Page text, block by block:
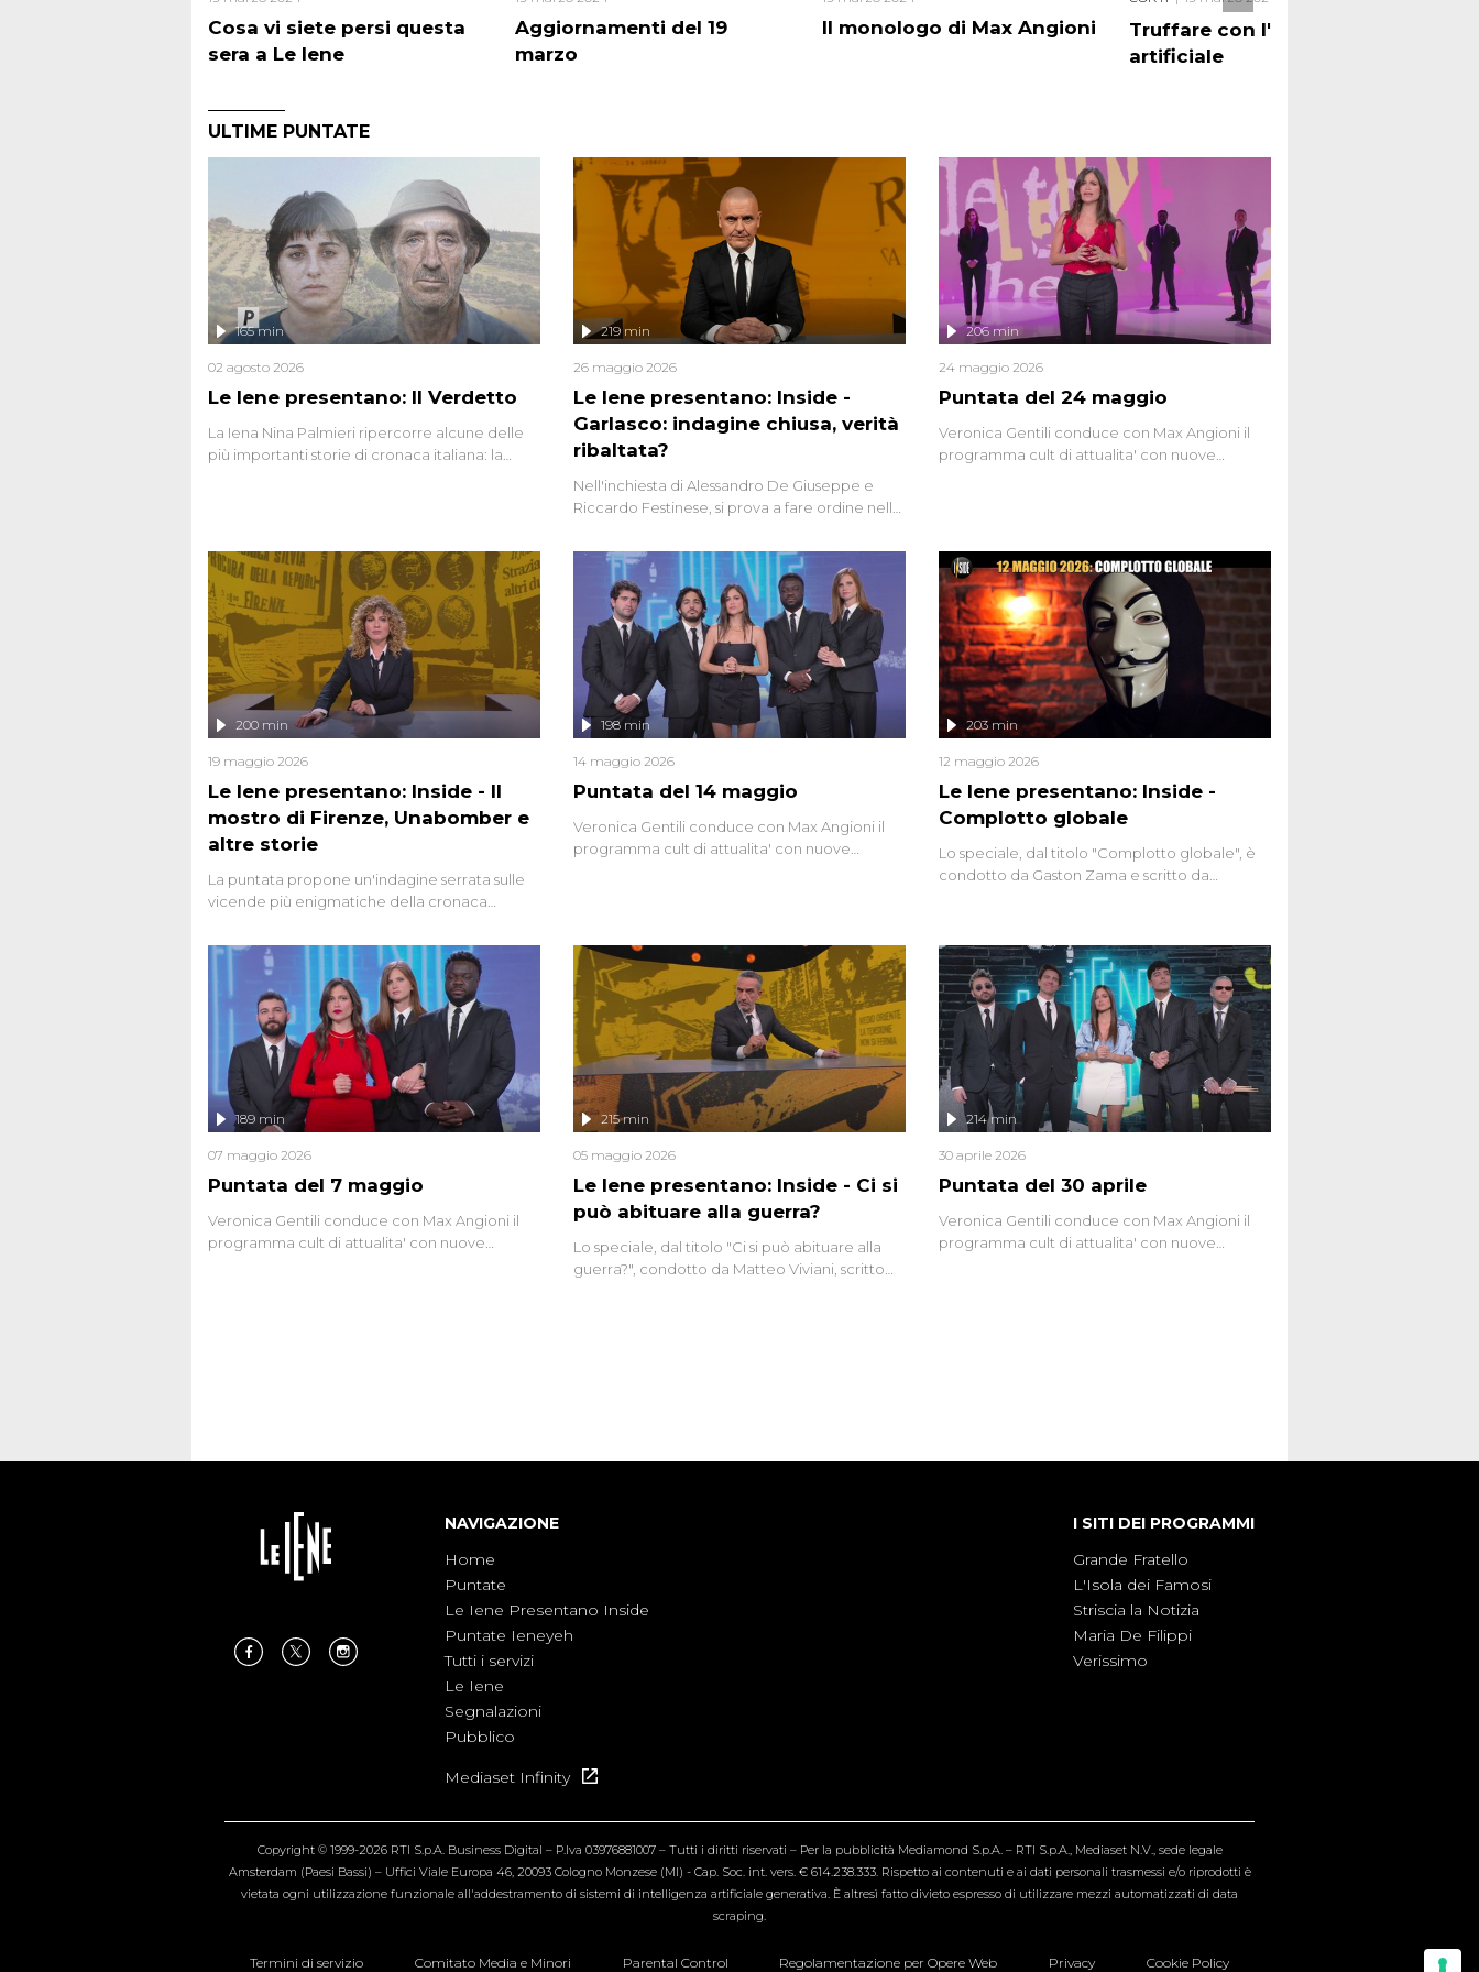
Cosa vi siete persi questa
sera a Le Iene
Aggiornamenti del 19
marzo
Il monologo di Max Angioni
Truffare con l'intelligenza
artificiale
ULTIME PUNTATE
Le Iene presentano: Il Verdetto
165 min
02 agosto 2026
La Iena Nina Palmieri ripercorre alcune delle
più importanti storie di cronaca italiana: la
Le Iene presentano: Inside -
Garlasco: indagine chiusa, verità
ribaltata?
219 min
26 maggio 2026
Nell'inchiesta di Alessandro De Giuseppe e
Riccardo Festinese, si prova a fare ordine nella
continuano a emergere attorno a una delle
vicende giudiziarie più discusse degli ultimi
anni. Lo speciale ricostruisce la vicenda
mettendo in fila testimonianze, errori, dettagli
controversi e i protagonisti di un'indagine che
sembra non avere fine.
Puntata del 24 maggio
206 min
24 maggio 2026
Veronica Gentili conduce con Max Angioni il
programma cult di attualita' con nuove
Le Iene presentano: Inside - Il
mostro di Firenze, Unabomber e
altre storie
200 min
19 maggio 2026
La puntata propone un'indagine serrata sulle
vicende più enigmatiche della cronaca
seriale responsabile di decine di attentati tra
gli anni '90 e il 2000 che, inquietantemente,
potrebbe essere ancora in libertà. Lo speciale
affronta inoltre le zone d'ombra sul Mostro di
Firenze, le cui responsabilità appaiono ancora
oggi avvolte in un groviglio di dubbi mai
chiariti. Nel corso dello speciale anche
l'intervista inedita a Olindo Romano, realizzata
ne...
Puntata del 14 maggio
198 min
14 maggio 2026
Veronica Gentili conduce con Max Angioni il
programma cult di attualita' con nuove
Le Iene presentano: Inside -
Complotto globale
203 min
12 maggio 2026
Lo speciale, dal titolo "Complotto globale", è
condotto da Gaston Zama e scritto da
alternative, dei sospetti globali e del
complottismo che negli ultimi anni hanno
invaso social network, talk show, piazze digitali
e immaginario collettivo.
Puntata del 7 maggio
189 min
07 maggio 2026
Veronica Gentili conduce con Max Angioni il
programma cult di attualita' con nuove
Le Iene presentano: Inside - Ci si
può abituare alla guerra?
215 min
05 maggio 2026
Lo speciale, dal titolo "Ci si può abituare alla
guerra?", condotto da Matteo Viviani, scritto
Puntata del 30 aprile
214 min
30 aprile 2026
Veronica Gentili conduce con Max Angioni il
programma cult di attualita' con nuove
NAVIGAZIONE
Home
Puntate
Le Iene Presentano Inside
Puntate Ieneyeh
Tutti i servizi
Le Iene
Segnalazioni
Pubblico
Mediaset Infinity
I SITI DEI PROGRAMMI
Grande Fratello
L'Isola dei Famosi
Striscia la Notizia
Maria De Filippi
Verissimo
Copyright © 1999-2026 RTI S.p.A. Business Digital – P.Iva 03976881007 – Tutti i diritti riservati – Per la pubblicità Mediamond S.p.A. – RTI S.p.A., Mediaset N.V., sede legale
Amsterdam (Paesi Bassi) – Uffici Viale Europa 46, 20093 Cologno Monzese (MI) - Cap. Soc. int. vers. € 614.238.333. Rispetto ai contenuti e ai dati personali trasmessi e/o riprodotti è
vietata ogni utilizzazione funzionale all'addestramento di sistemi di intelligenza artificiale generativa. È altresì fatto divieto espresso di utilizzare mezzi automatizzati di data
scraping.
Termini di servizio Comitato Media e Minori Parental Control Regolamentazione per Opere Web Privacy Cookie Policy